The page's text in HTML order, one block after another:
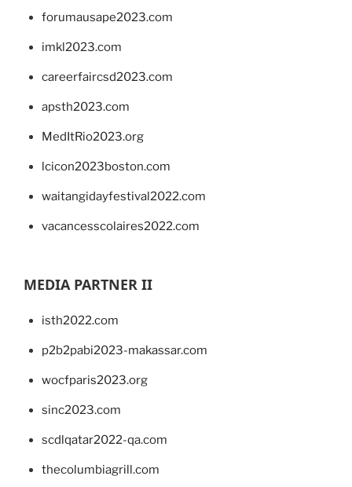
forumausape2023.com
imkl2023.com
careerfaircsd2023.com
apsth2023.com
MedItRio2023.org
lcicon2023boston.com
waitangidayfestival2022.com
vacancesscolaires2022.com
MEDIA PARTNER II
isth2022.com
p2b2pabi2023-makassar.com
wocfparis2023.org
sinc2023.com
scdlqatar2022-qa.com
thecolumbiagrill.com